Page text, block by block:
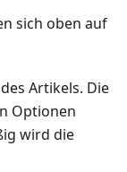
sich oben auf
Artikels. Die
Optionen
wird die